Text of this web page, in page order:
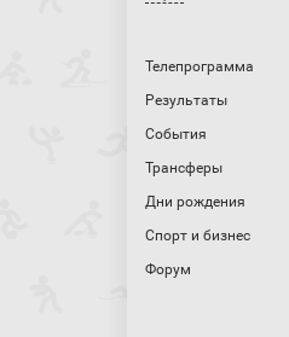
Телепрограмма
Результаты
События
Трансферы
Дни рождения
Спорт и бизнес
Форум